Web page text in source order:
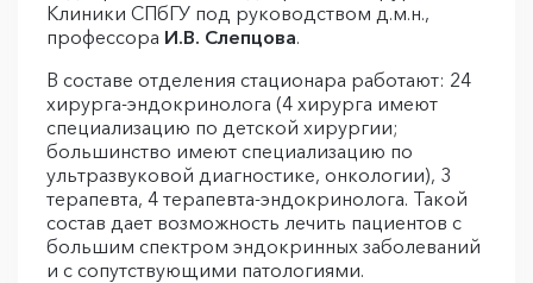
Клиники СПбГУ под руководством д.м.н.,
профессора И.В. Слепцова.
В составе отделения стационара работают: 24
хирурга-эндокринолога (4 хирурга имеют
специализацию по детской хирургии;
большинство имеют специализацию по
ультразвуковой диагностике, онкологии), 3
терапевта, 4 терапевта-эндокринолога. Такой
состав дает возможность лечить пациентов с
большим спектром эндокринных заболеваний
и с сопутствующими патологиями.